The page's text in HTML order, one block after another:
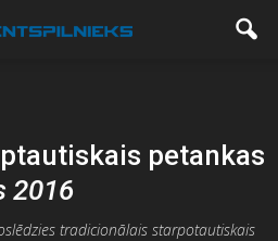
petankas
2016
tradicionālais starpotautiskais